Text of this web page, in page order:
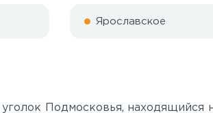
Ярославское
Подмосковья, находящийся